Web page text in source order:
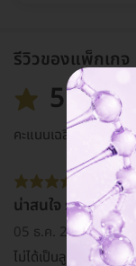
รีวิวของแพ็กเกจ
5.0
คะแนนเฉลี่ย
น่าสนใจ ราคาคุ้มค่า
05 ธ.ค. 2020
ไม่ได้เป็นลูกค้าของค